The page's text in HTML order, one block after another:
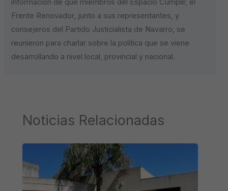
información de que miembros del Espacio Cumplir, el
Frente Renovador, junto a sus representantes, y
consejeros del Partido Justicialista de Navarro, se
reunieron para charlar sobre la política que se viene
desarrollando a nivel local, provincial y nacional.
Noticias Relacionadas